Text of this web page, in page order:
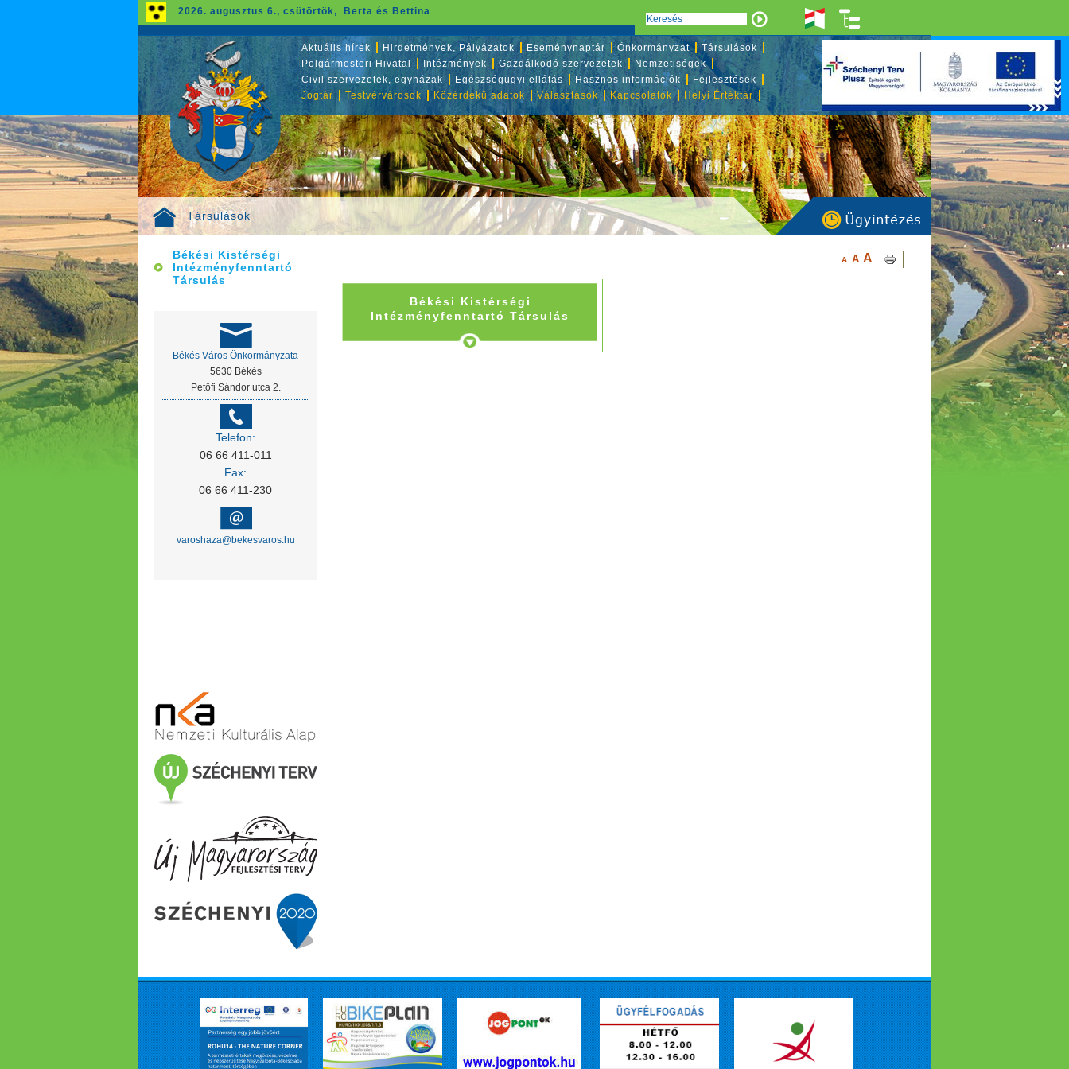
Társulások
2026. augusztus 6., csütörtök, Berta és Bettina
Aktuális hírek Hirdetmények, Pályázatok Eseménynaptár Önkormányzat
Társulások
Polgármesteri Hivatal
Intézmények Gazdálkodó szervezetek
Nemzetiségek
Civil szervezetek, egyházak
Egészségügyi ellátás Hasznos információk
Fejlesztések
Jogtár
Testvérvárosok Közérdekű adatok Választások Kapcsolatok Helyi Értéktár
Békési Kistérségi
Intézményfenntartó
Társulás
Békés Város Önkormányzata
5630 Békés
Petőfi Sándor utca 2.
Telefon:
06 66 411-011
Fax:
06 66 411-230
varoshaza@bekesvaros.hu
A A A
Békési Kistérségi
Intézményfenntartó Társulás